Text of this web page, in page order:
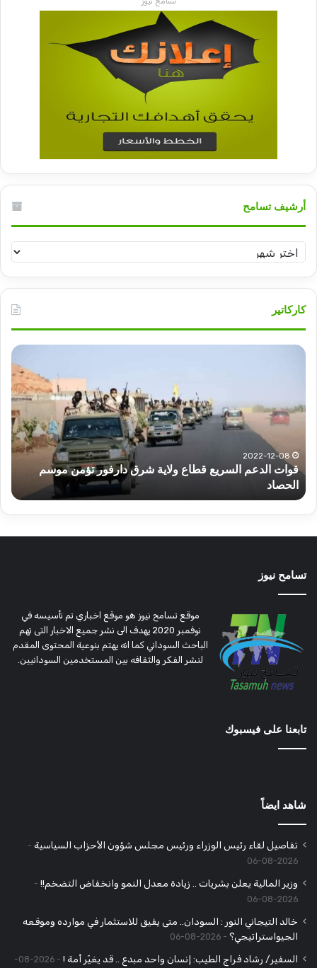
أرشيف تسامح
أرشيف
تسامح
كاركاتير
قوات
ولاية
شرق
تؤمن
موسم
الحصاد
2022-12-08
قوات الدعم السريع قطاع ولاية شرق دارفور تؤمن موسم
الحصاد
تسامح نيوز
موقع تسامح نيوز هو موقع اخباري تم تأسيسه في
نوفمبر 2020 يهدف الى نشر جميع الاخبار التى تهم
الباحث السوداني كما انه يهتم بنوعية المحتوى المقدم
لنشر الفكر والثقافه بين المستخدمين السودانيين.
تابعنا على فيسبوك
شاهد ايضاً
تفاصيل لقاء رئيس الوزراء ورئيس مجلس شؤون الأحزاب السياسية
2026-08-06
وزير المالية يعلن بشريات .. زيادة معدل النمو وانخفاض التضخم!!
2026-08-06
خالد التيجاني النور : السودان.. متى يفيق للاستثمار في موارده وموقعه
الجيواستراتيجي؟
2026-08-06
السفير/ رشاد فراج الطيب: إنسان واحد مبدع .. قد يغيّر أمة ! 2026-08-